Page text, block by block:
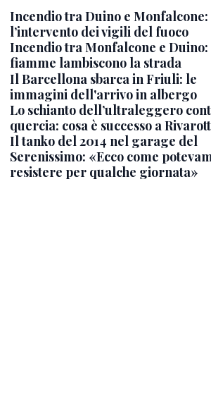
Incendio tra Duino e Monfalcone:
l’intervento dei vigili del fuoco
Incendio tra Monfalcone e Duino:
fiamme lambiscono la strada
Il Barcellona sbarca in Friuli: le
immagini dell'arrivo in albergo
Lo schianto dell’ultraleggero
quercia: cosa è successo a
Il tanko del 2014 nel garage del
Serenissimo: «Ecco come
resistere per qualche giornata»